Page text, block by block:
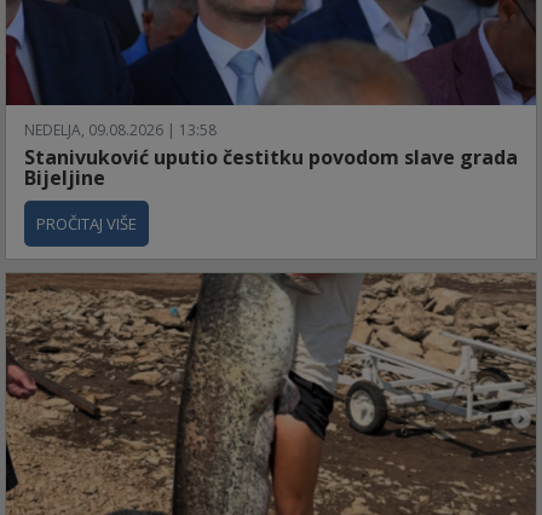
NEDELJA, 09.08.2026 | 13:58
Stanivuković uputio čestitku povodom slave grada
Bijeljine
PROČITAJ VIŠE